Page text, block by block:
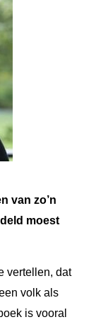
van zo’n
moest
vertellen, dat
volk als
is vooral